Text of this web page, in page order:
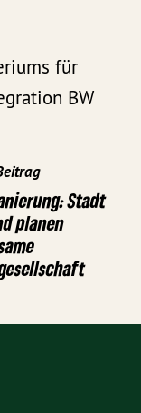
für
BW
Stadt
planen